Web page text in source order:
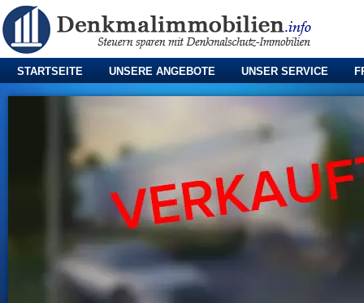
STARTSEITE UNSERE ANGEBOTE UNSER SERVICE